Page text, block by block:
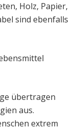
Holz, Papier,
sind ebenfalls
übertragen
aus.
extrem